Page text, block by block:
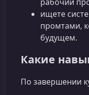
ищете
промтами,
будущем.
Какие
По завершении